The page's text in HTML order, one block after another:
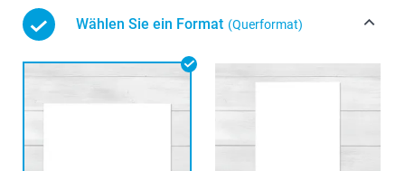
Wählen Sie ein Format (Querformat)